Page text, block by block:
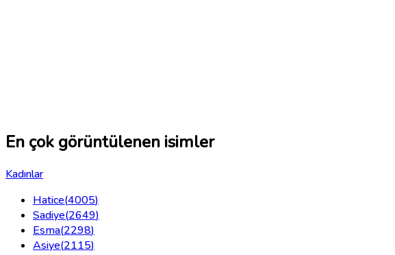
En çok görüntülenen isimler
Kadınlar
Hatice(4005)
Sadiye(2649)
Esma(2298)
Asiye(2115)